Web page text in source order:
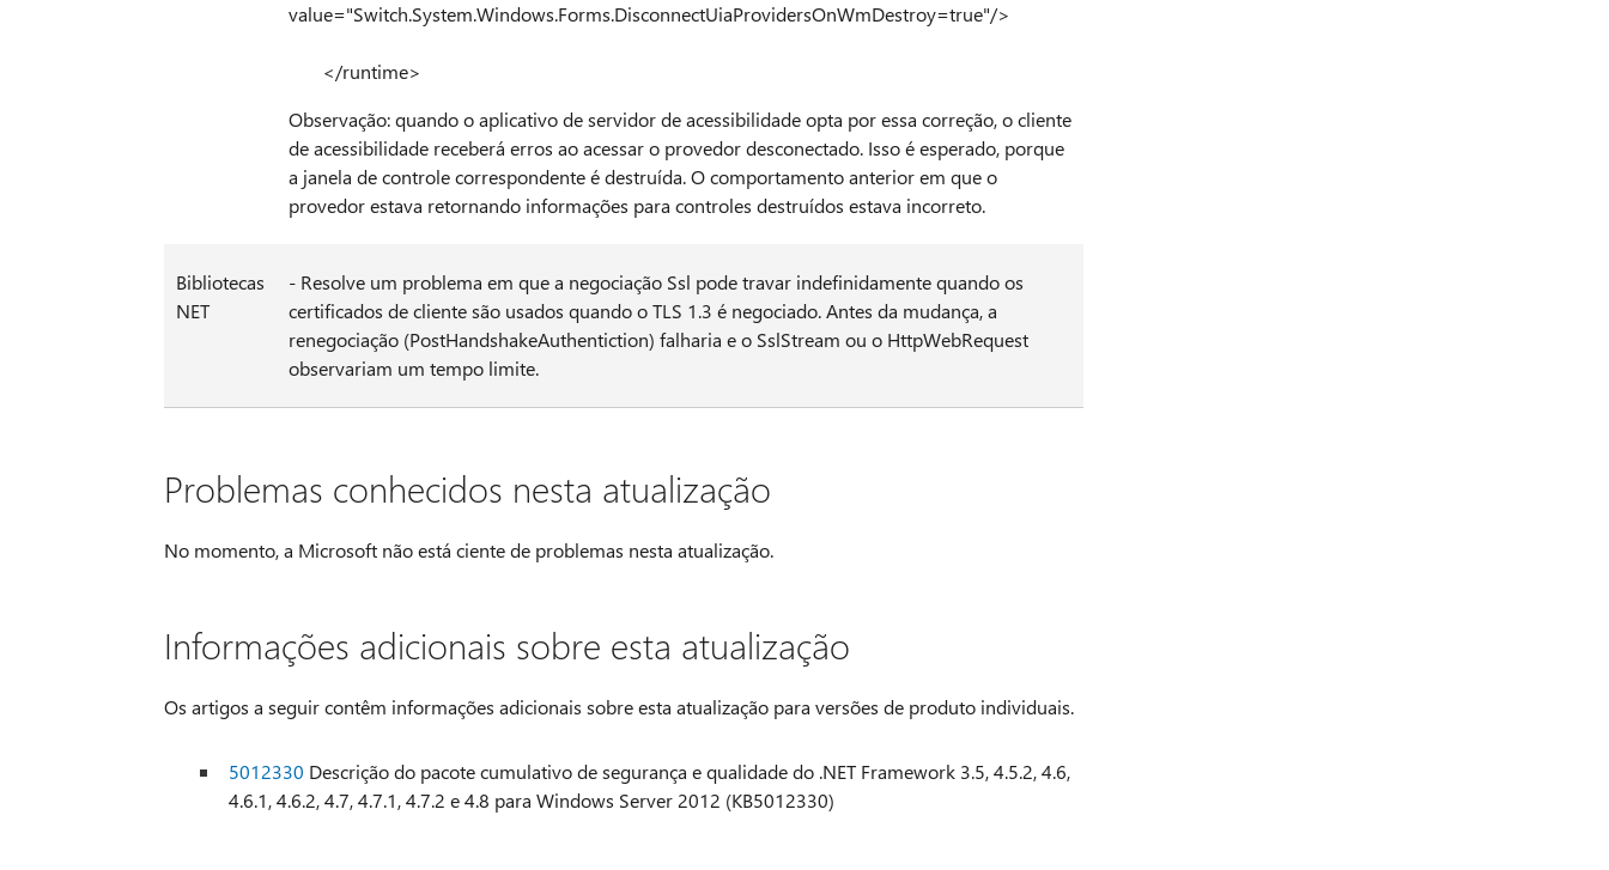
value="Switch.System.Windows.Forms.DisconnectUiaProvidersOnWmDestroy=true"/>
</runtime>
Observação: quando o aplicativo de servidor de acessibilidade opta por essa correção, o cliente
de acessibilidade receberá erros ao acessar o provedor desconectado. Isso é esperado, porque
a janela de controle correspondente é destruída. O comportamento anterior em que o
provedor estava retornando informações para controles destruídos estava incorreto.
Bibliotecas
NET
- Resolve um problema em que a negociação Ssl pode travar indefinidamente quando os
certificados de cliente são usados quando o TLS 1.3 é negociado. Antes da mudança, a
renegociação (PostHandshakeAuthentiction) falharia e o SslStream ou o HttpWebRequest
observariam um tempo limite.
Problemas conhecidos nesta atualização
No momento, a Microsoft não está ciente de problemas nesta atualização.
Informações adicionais sobre esta atualização
Os artigos a seguir contêm informações adicionais sobre esta atualização para versões de produto individuais.
5012330 Descrição do pacote cumulativo de segurança e qualidade do .NET Framework 3.5, 4.5.2, 4.6,
4.6.1, 4.6.2, 4.7, 4.7.1, 4.7.2 e 4.8 para Windows Server 2012 (KB5012330)